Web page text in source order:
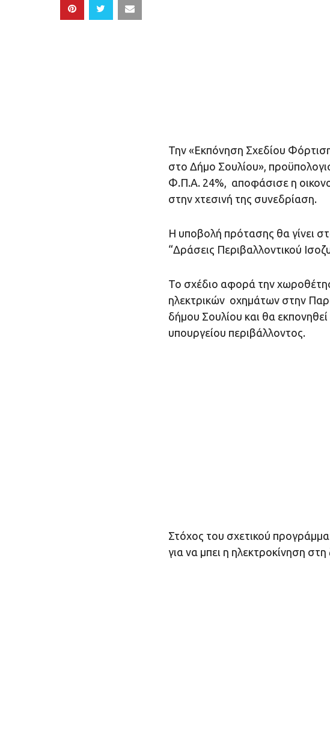
Την «Εκπόνηση Σχεδίου
στο Δήμο Σουλίου»,
Φ.Π.Α. 24%, αποφάσισε η
στην χτεσινή της συνεδρίαση.
Η υποβολή πρότασης θα γίνει
“Δράσεις Περιβαλλοντικού
Το σχέδιο αφορά την
ηλεκτρικών οχημάτων στην
δήμου Σουλίου και θα
υπουργείου περιβάλλοντος.
Στόχος του σχετικού
για να μπει η ηλεκτροκίνηση